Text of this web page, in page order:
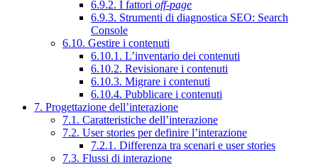
6.9.2. I fattori off-page
6.9.3. Strumenti di diagnostica SEO: Search
Console
6.10. Gestire i contenuti
6.10.1. L’inventario dei contenuti
6.10.2. Revisionare i contenuti
6.10.3. Migrare i contenuti
6.10.4. Pubblicare i contenuti
7. Progettazione dell’interazione
7.1. Caratteristiche dell’interazione
7.2. User stories per definire l’interazione
7.2.1. Differenza tra scenari e user stories
7.3. Flussi di interazione